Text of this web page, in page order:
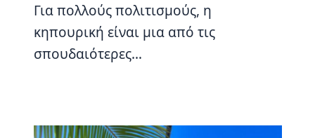
Για πολλούς πολιτισμούς, η
κηπουρική είναι μια από τις
σπουδαιότερες…